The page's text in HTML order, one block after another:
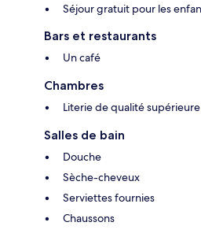
Séjour gratuit pour les
Bars et restaurants
Un café
Chambres
Literie de qualité supérieure
Salles de bain
Douche
Sèche-cheveux
Serviettes fournies
Chaussons